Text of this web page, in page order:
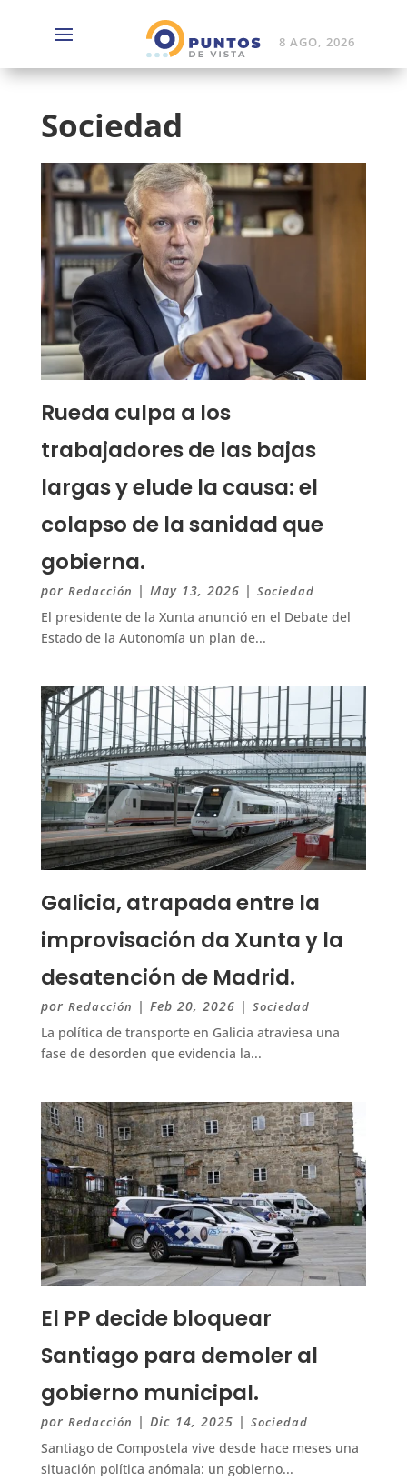
8 AGO, 2026
Sociedad
Rueda culpa a los
trabajadores de las bajas
largas y elude la causa: el
colapso de la sanidad que
gobierna.
por Redacción | May 13, 2026 | Sociedad
El presidente de la Xunta anunció en el Debate del
Estado de la Autonomía un plan de...
Galicia, atrapada entre la
improvisación da Xunta y la
desatención de Madrid.
por Redacción | Feb 20, 2026 | Sociedad
La política de transporte en Galicia atraviesa una
fase de desorden que evidencia la...
El PP decide bloquear
Santiago para demoler al
gobierno municipal.
por Redacción | Dic 14, 2025 | Sociedad
Santiago de Compostela vive desde hace meses una
situación política anómala: un gobierno...